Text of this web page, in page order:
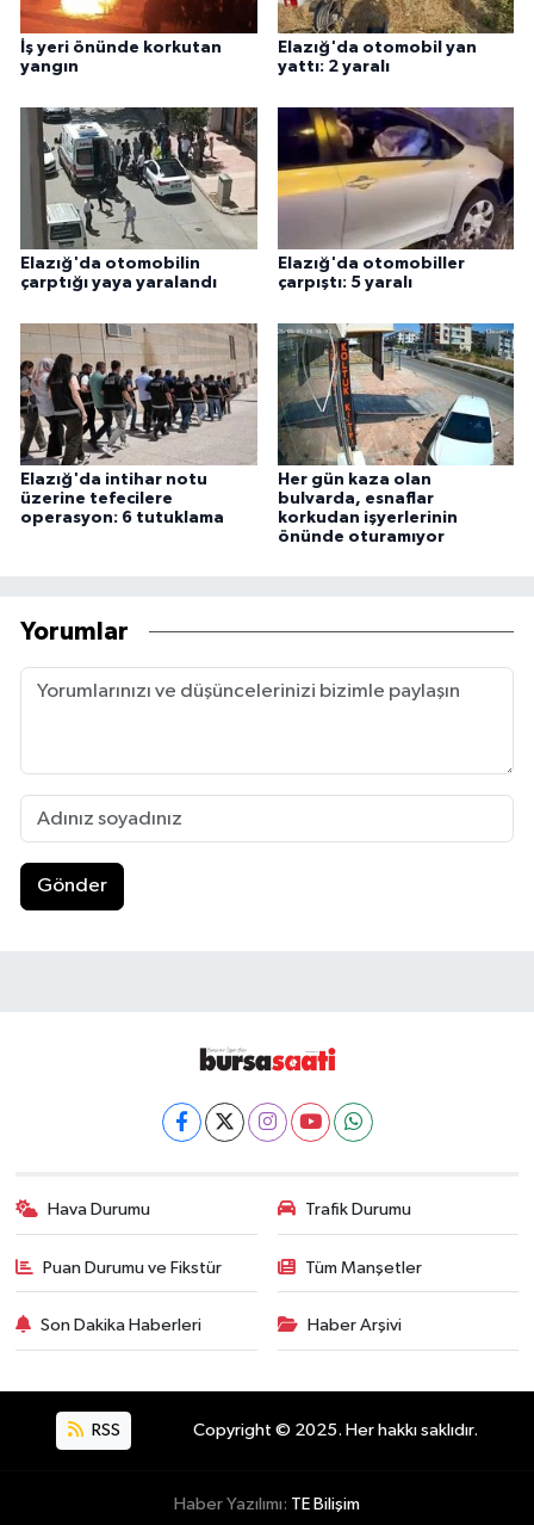
İş yeri önünde korkutan
yangın
Elazığ'da otomobil yan
yattı: 2 yaralı
Elazığ'da otomobilin
çarptığı yaya yaralandı
Elazığ'da otomobiller
çarpıştı: 5 yaralı
Elazığ'da intihar notu
üzerine tefecilere
operasyon: 6 tutuklama
Her gün kaza olan
bulvarda, esnaflar
korkudan işyerlerinin
önünde oturamıyor
Yorumlar
Gönder
Hava Durumu Trafik Durumu
Puan Durumu ve Fikstür Tüm Manşetler
Son Dakika Haberleri Haber Arşivi
RSS Copyright © 2025. Her hakkı saklıdır.
Haber Yazılımı: TE Bilişim